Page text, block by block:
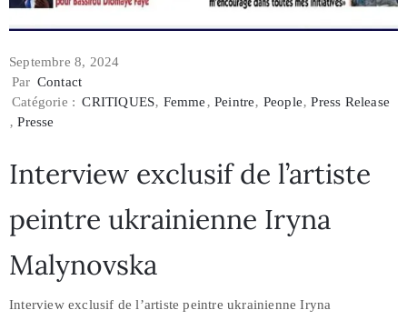
Septembre 8, 2024
Par Contact
Catégorie : CRITIQUES‚ Femme‚Peintre‚ People‚Press Release
‚Presse
Interview exclusif de l’artiste
peintre ukrainienne Iryna
Malynovska
Interview exclusif de l’artiste peintre ukrainienne Iryna